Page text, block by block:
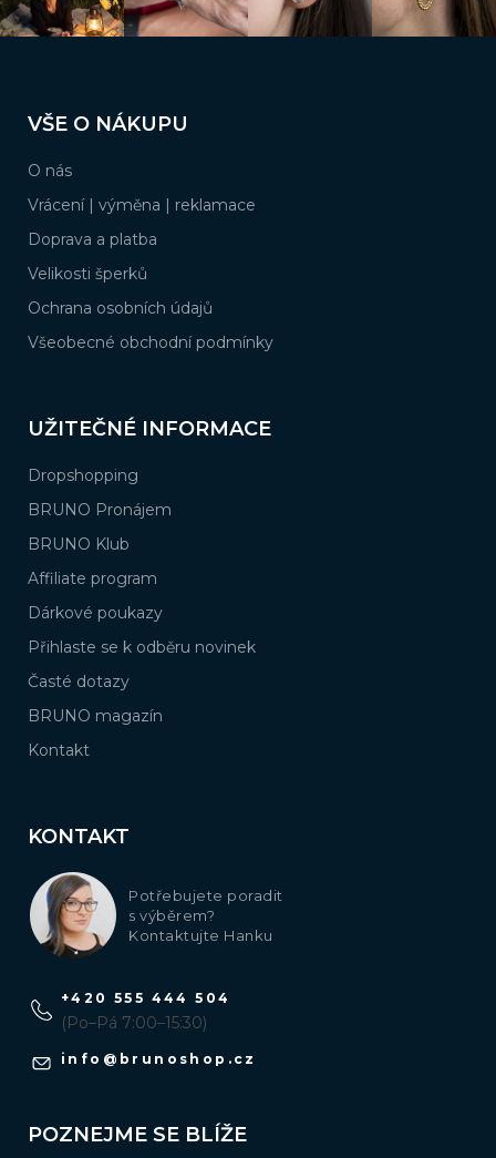
y
v
pVŠE O NÁKUPU
O nás
Vrácení | výměna | reklamace
Doprava a platba
Velikosti šperků
Ochrana osobních údajů
Všeobecné obchodní podmínky
UŽITEČNÉ INFORMACE
Dropshopping
BRUNO Pronájem
BRUNO Klub
Affiliate program
Dárkové poukazy
Přihlaste se k odběru novinek
Časté dotazy
BRUNO magazín
Kontakt
KONTAKT
Potřebujete poradit
s výběrem?
Kontaktujte Hanku
info @ brunoshop.cz
+420 555 444 504
(Po–Pá 7:00–15:30)
POZNEJME SE BLÍŽE